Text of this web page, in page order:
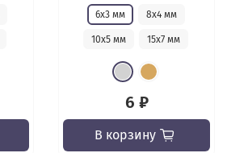
6х3 мм 8х4 мм
10х5 мм 15х7 мм
6 ₽
В корзину